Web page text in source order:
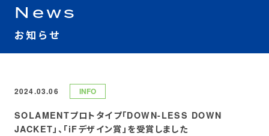
機能一覧
事例紹介
News
お知らせ
2024.03.06 INFO
SOLAMENTプロトタイプ「DOWN-LESS DOWN
JACKET」、「iFデザイン賞」を受賞しました